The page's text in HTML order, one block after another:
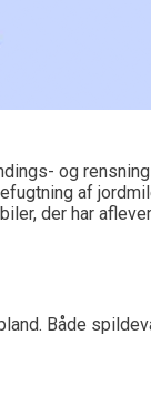
og
af
der har
Både